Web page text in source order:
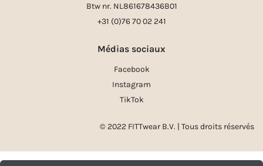
Btw nr. NL861678436B01
+31 (0)76 70 02 241
Médias sociaux
Facebook
Instagram
TikTok
© 2022 FITTwear B.V. | Tous droits réservés